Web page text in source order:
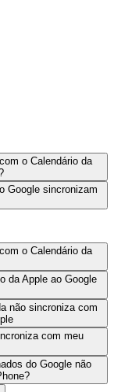
o Calendário da
Google sincronizam
o Calendário da
da Apple ao Google
não sincroniza com
com meu
do Google não